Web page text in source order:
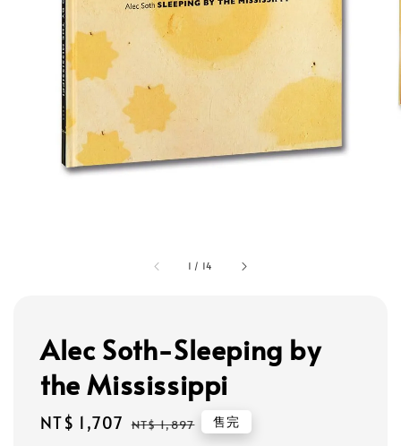
1 / 14
Alec Soth-Sleeping by
the Mississippi
Sale
NT$ 1,707 Regular
NT$ 1,897 售完